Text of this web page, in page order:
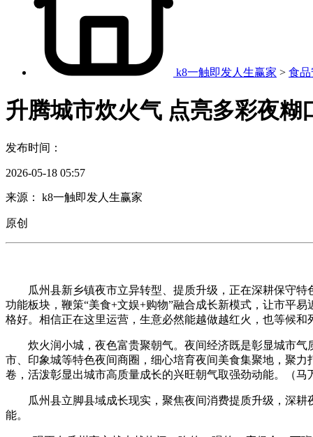
k8一触即发人生赢家 > 食
升腾城市炊火气 点亮多彩夜糊
发布时间：
2026-05-18 05:57
来源： k8一触即发人生赢家
原创
瓜州县新乡镇夜市立异转型、提质升级，正在深耕保守特
功能板块，鞭策“美食+文娱+购物”融合成长新模式，让市平
格好。相信正在这里运营，生意必然能越做越红火，也等候
炊火润小城，夜色富贵聚朝气。夜间经济既是彰显城市气
市、印象城等特色夜间商圈，细心培育夜间美食集聚地，聚
卷，活泼彰显出城市高质量成长的兴旺朝气取强劲动能。（马
瓜州县立脚县域成长现实，聚焦夜间消费提质升级，深耕
能。